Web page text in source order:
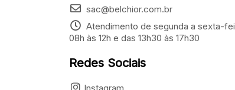
sac@belchior.com.br
Atendimento de segunda a sexta-
08h às 12h e das 13h30 às 17h30
Redes Sociais